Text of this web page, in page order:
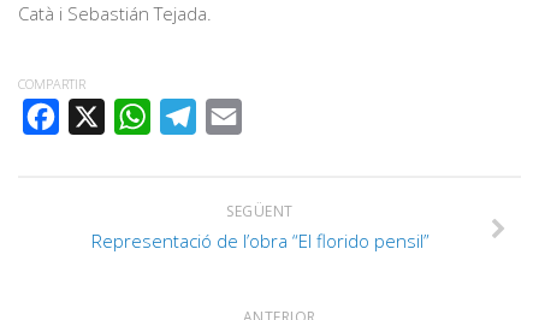
Catà i Sebastián Tejada.
COMPARTIR
FACEBOOK
WHATSAPPTELEGRAM
SEGÜENT
Representació de l’obra “El florido pensil”